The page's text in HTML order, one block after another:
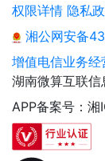
权限详情 隐私
湘公网安备
增值电信业务
湖南微算互联信
APP备案号：